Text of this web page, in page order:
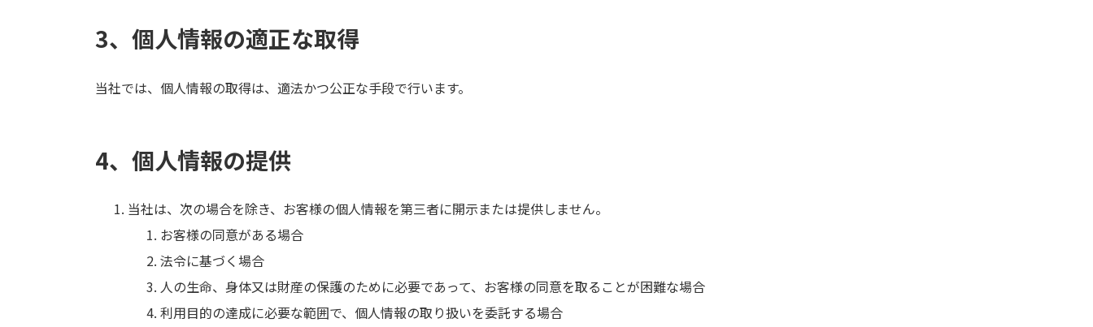
3、個人情報の適正な取得
当社では、個人情報の取得は、適法かつ公正な手段で行います。
4、個人情報の提供
当社は、次の場合を除き、お客様の個人情報を第三者に開示または提供しません。
お客様の同意がある場合
法令に基づく場合
人の生命、身体又は財産の保護のために必要であって、お客様の同意を取ることが困難な場合
利用目的の達成に必要な範囲で、個人情報の取り扱いを委託する場合